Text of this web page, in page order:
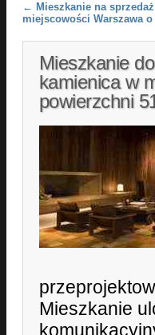
Post navigation
← Mieszkanie na
miejscowości Warszawa
Mieszkanie
kamienica w
powierzchni
Mieszkanie